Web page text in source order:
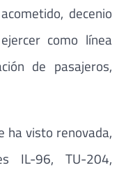
decenio
como línea
de pasajeros,
ha visto renovada,
IL-96, TU-204,